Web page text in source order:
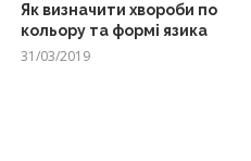
Як визначити хвороби по
кольору та формі язика
31/03/2019